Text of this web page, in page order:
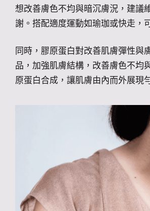
想改善膚色不均與暗沉膚況，建議
謝。搭配適度運動如瑜珈或快走，
同時，膠原蛋白對改善肌膚彈性與
品，加強肌膚結構，改善膚色不均
原蛋白合成，讓肌膚由內而外展現